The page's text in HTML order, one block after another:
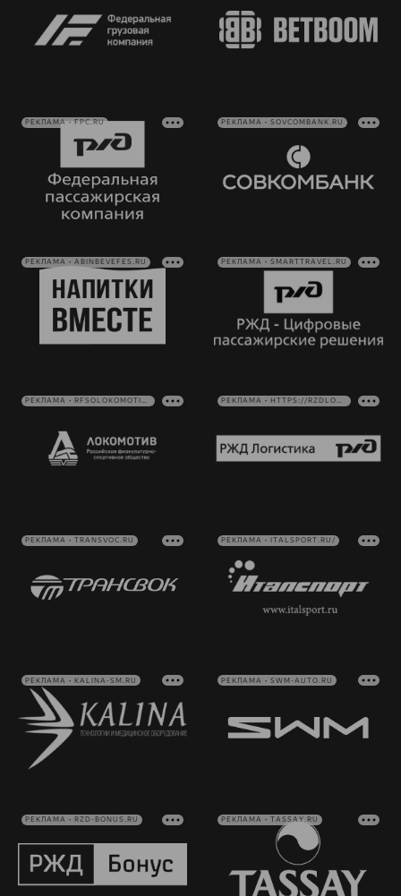
РЕКЛАМА • FPC.RU РЕКЛАМА • SOVCOMBANK.RU
РЕКЛАМА • ABINBEVEFES.RU РЕКЛАМА • SMARTTRAVEL.RU
РЕКЛАМА • RFSOLOKOMOTIV.RU РЕКЛАМА • HTTPS://RZDLOG.RU/
РЕКЛАМА • TRANSVOC.RU РЕКЛАМА • ITALSPORT.RU/
РЕКЛАМА • KALINA-SM.RU РЕКЛАМА • SWM-AUTO.RU
РЕКЛАМА • RZD-BONUS.RU РЕКЛАМА • TASSAY.RU